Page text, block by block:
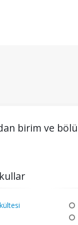
birim ve